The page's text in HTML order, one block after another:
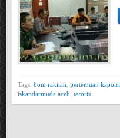
Tags: bom rakitan pertemuan kapolri
iskandarmuda aceh teroris